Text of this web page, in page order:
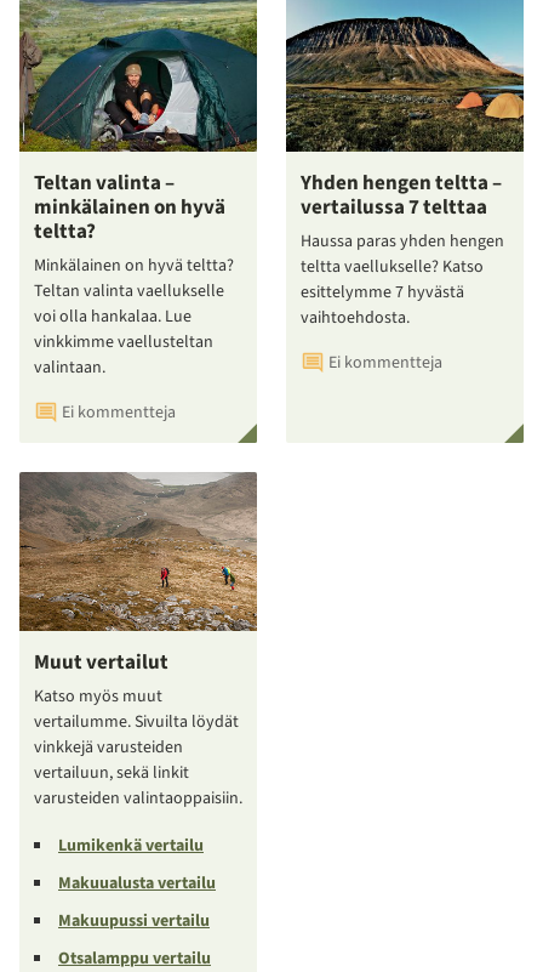
Teltan valinta –
minkälainen on hyvä
teltta?
Minkälainen on hyvä teltta?
Teltan valinta vaellukselle
voi olla hankalaa. Lue
vinkkimme vaellusteltan
valintaan.
Ei kommentteja
Yhden hengen teltta –
vertailussa 7 telttaa
Haussa paras yhden hengen
teltta vaellukselle? Katso
esittelymme 7 hyvästä
vaihtoehdosta.
Ei kommentteja
Muut vertailut
Katso myös muut
vertailumme. Sivuilta löydät
vinkkejä varusteiden
vertailuun, sekä linkit
varusteiden valintaoppaisiin.
Lumikenkä vertailu
Makuualusta vertailu
Makuupussi vertailu
Otsalamppu vertailu